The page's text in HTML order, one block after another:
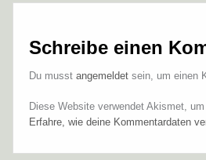
Schreibe einen
Du musst angemeldet sein, um einen
Diese Website verwendet Akismet,
Erfahre, wie deine Kommentardaten